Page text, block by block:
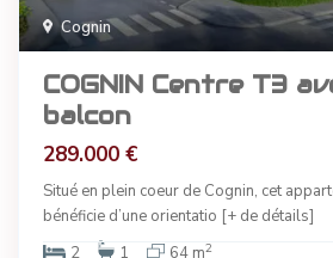
Cognin
COGNIN Centre T3
balcon
289.000 €
Situé en plein coeur de Cognin, cet
bénéficie d’une orientatio [+ de détails]
2
1 64 m2